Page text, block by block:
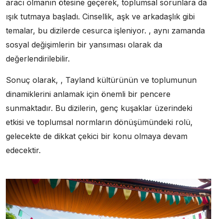
aracı olmanın ötesine geçerek, toplumsal sorunlara da
ışık tutmaya başladı. Cinsellik, aşk ve arkadaşlık gibi
temalar, bu dizilerde cesurca işleniyor. , aynı zamanda
sosyal değişimlerin bir yansıması olarak da
değerlendirilebilir.
Sonuç olarak, , Tayland kültürünün ve toplumunun
dinamiklerini anlamak için önemli bir pencere
sunmaktadır. Bu dizilerin, genç kuşaklar üzerindeki
etkisi ve toplumsal normların dönüşümündeki rolü,
gelecekte de dikkat çekici bir konu olmaya devam
edecektir.